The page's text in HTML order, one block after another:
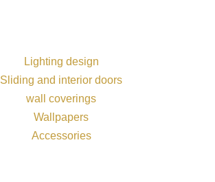
Lighting design
Sliding and interior doors
wall coverings
Wallpapers
Accessories